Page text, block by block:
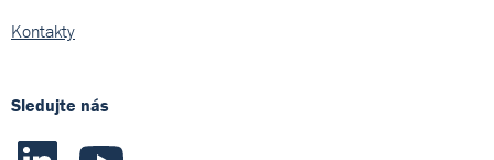
Kontakty
Sledujte nás